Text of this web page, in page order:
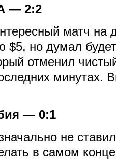
— 2:2
матч на
$5, но думал
отменил
минутах.
— 0:1
не
в самом